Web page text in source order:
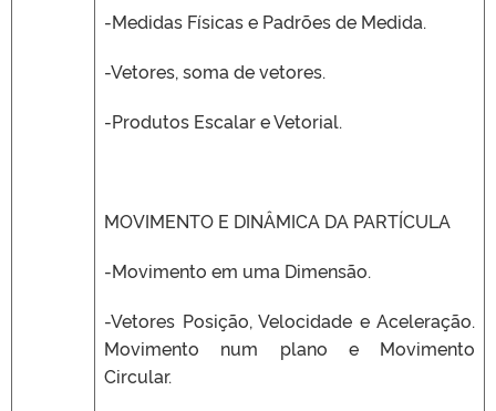
-Medidas Físicas e Padrões de Medida.
-Vetores, soma de vetores.
-Produtos Escalar e Vetorial.
MOVIMENTO E DINÂMICA DA PARTÍCULA
-Movimento em uma Dimensão.
-Vetores Posição, Velocidade e Aceleração.
Movimento num plano e Movimento
Circular.